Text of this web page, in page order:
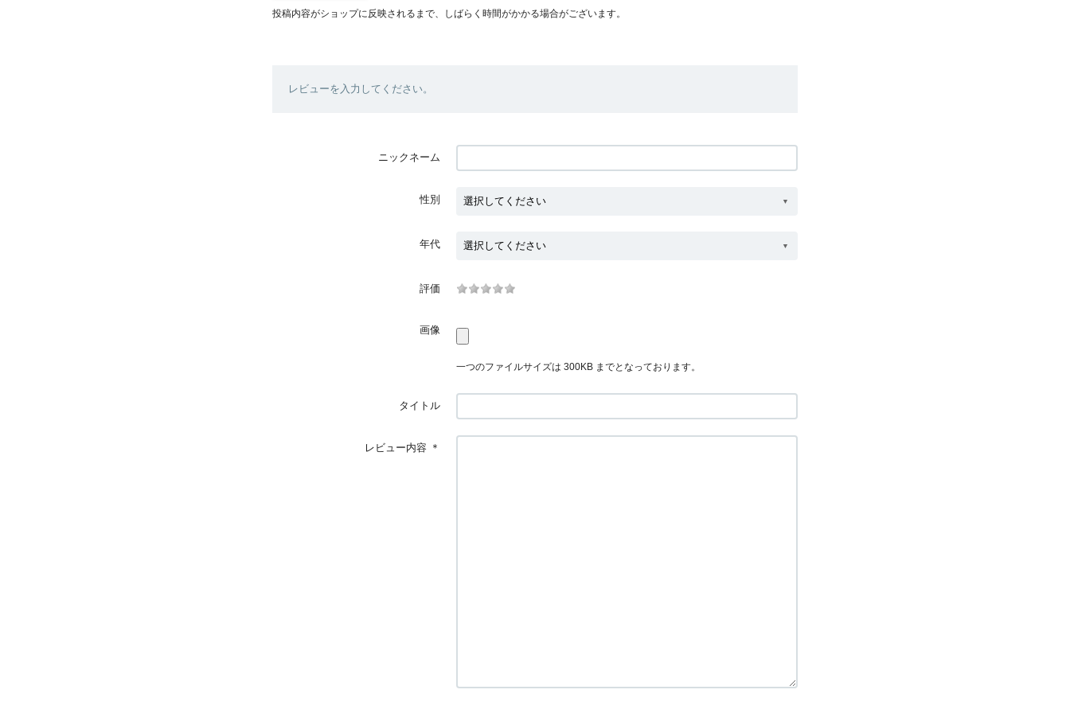
投稿内容がショップに反映されるまで、しばらく時間がかかる場合がございます。
レビューを入力してください。
ニックネーム
性別
年代
評価
画像
一つのファイルサイズは 300KB までとなっております。
タイトル
レビュー内容 ＊